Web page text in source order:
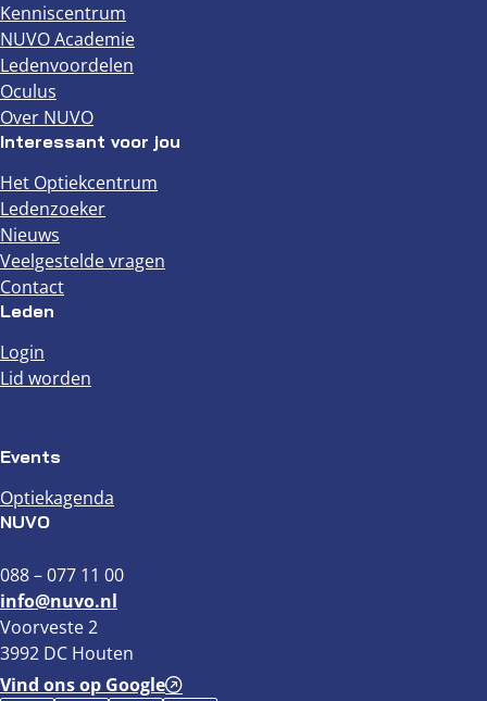
Kenniscentrum
NUVO Academie
Ledenvoordelen
Oculus
Over NUVO
Interessant voor jou
Het Optiekcentrum
Ledenzoeker
Nieuws
Veelgestelde vragen
Contact
Leden
Login
Lid worden
Events
Optiekagenda
NUVO
088 – 077 11 00
info@nuvo.nl
Voorveste 2
3992 DC Houten
Vind ons op Google